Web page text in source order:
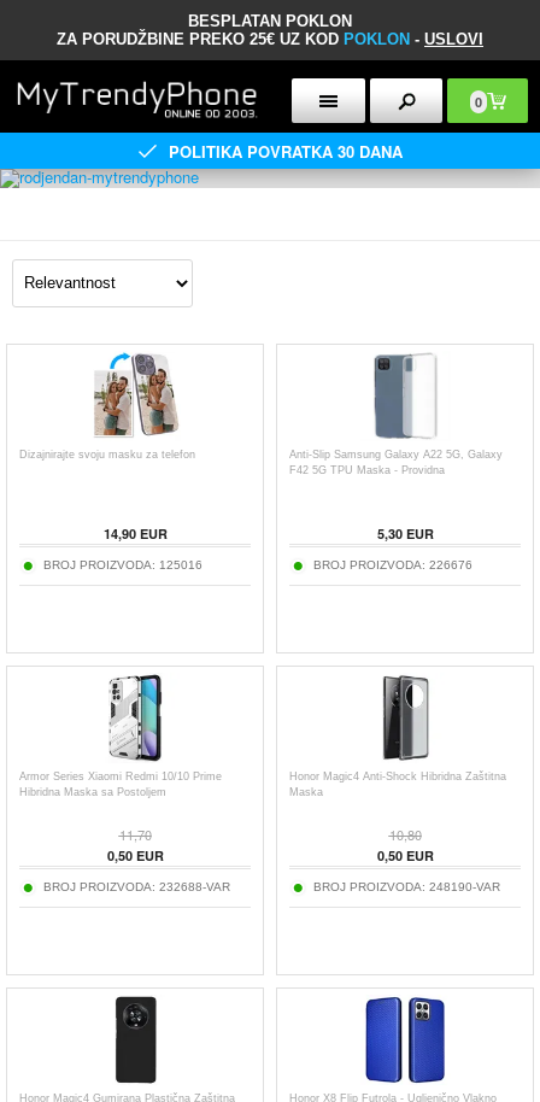
BESPLATAN POKLON
ZA PORUDŽBINE PREKO 25€ UZ KOD POKLON - USLOVI
0
POLITIKA POVRATKA 30 DANA
Dizajnirajte svoju masku za telefon
14,90EUR
BROJ PROIZVODA: 125016
Anti-Slip Samsung Galaxy A22 5G, Galaxy
F42 5G TPU Maska - Providna
5,30EUR
BROJ PROIZVODA: 226676
Armor Series Xiaomi Redmi 10/10 Prime
Hibridna Maska sa Postoljem
11,70
0,50EUR
BROJ PROIZVODA: 232688-VAR
Honor Magic4 Anti-Shock Hibridna Zaštitna
Maska
10,80
0,50EUR
BROJ PROIZVODA: 248190-VAR
Honor Magic4 Gumirana Plastična Zaštitna
Honor X8 Flip Futrola - Ugljenično Vlakno